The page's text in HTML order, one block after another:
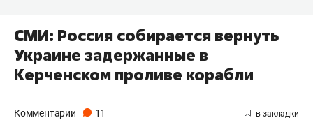
СМИ: Россия собирается вернуть
Украине задержанные в
Керченском проливе корабли
Комментарии 11